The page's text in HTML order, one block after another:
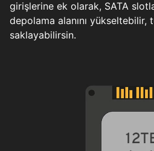
girişlerine ek olarak, SATA
depolama alanını
saklayabilirsin.